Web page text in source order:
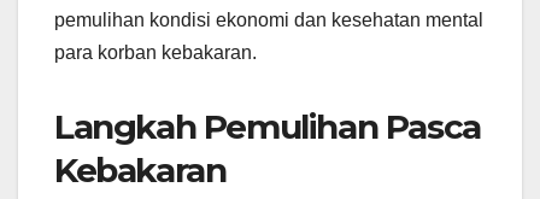
pemulihan kondisi ekonomi dan kesehatan mental
para korban kebakaran.
Langkah Pemulihan Pasca
Kebakaran